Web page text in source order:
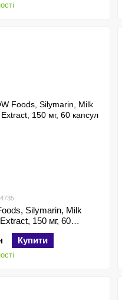
Silymarin, Milk
150 мг, 60
Купити